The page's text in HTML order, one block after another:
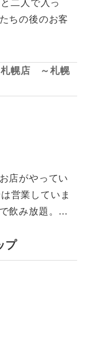
二人で入っ
ちの後のお客
札幌店 ～札幌
店がやってい
営業していま
飲み放題。…
プ